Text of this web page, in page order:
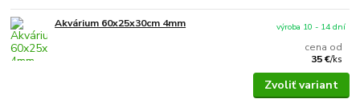
Akvárium 60x25x30cm 4mm
cena od
35 €/ks
výroba 10 - 14 dní
Zvoliť variant